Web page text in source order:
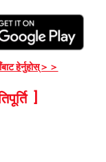
हेर्नुहोस्＞＞